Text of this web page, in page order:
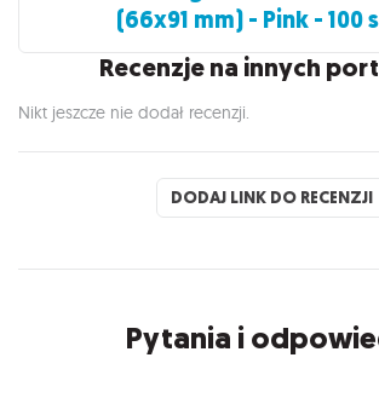
(66x91 mm) - Pink - 100
Recenzje na innych
Nikt jeszcze nie dodał recenzji.
DODAJ LINK DO RECENZJI
Pytania i